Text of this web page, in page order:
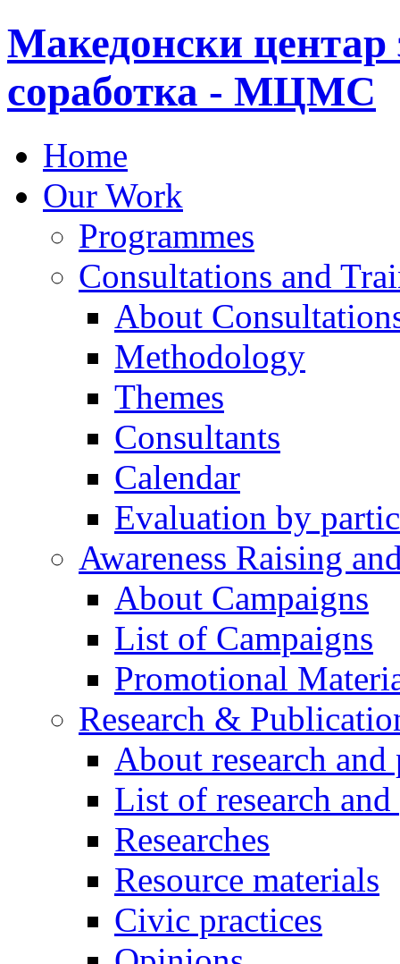
Македонски центар
соработка - МЦМС
Home
Our Work
Programmes
Consultations and
About
Methodology
Themes
Consultants
Calendar
Evaluation by
Awareness Raising
About Campaigns
List of Campaigns
Promotional
Research &
About research
List of research
Researches
Resource materials
Civic practices